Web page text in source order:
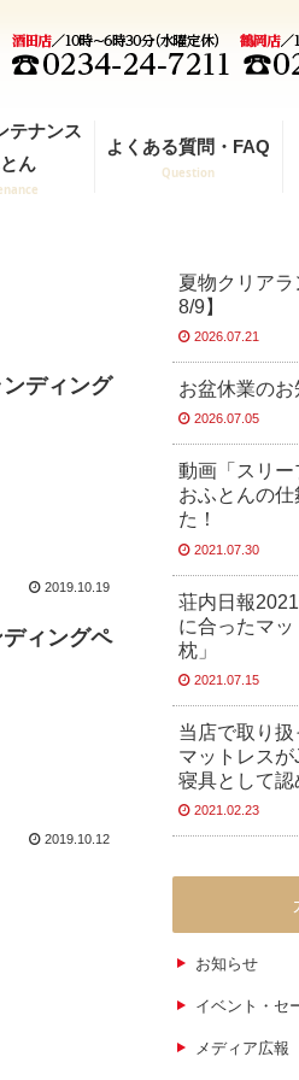
テナンス
ん
よくある質問・FAQ
Question
ディング
2019.10.19
ィングペ
2019.10.12
夏物クリア
8/9】
2026.07.21
お盆休業のお
2026.07.05
動画「スリー
おふとんの
た！
2021.07.30
荘内日報
に合ったマ
枕」
2021.07.15
当店で取り
マットレス
寝具として認
2021.02.23
お知らせ
イベント・セ
メディア広報